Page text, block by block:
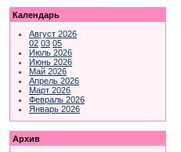
Календарь
Август 2026
02 03 05
Июль 2026
Июнь 2026
Май 2026
Апрель 2026
Март 2026
Февраль 2026
Январь 2026
Архив